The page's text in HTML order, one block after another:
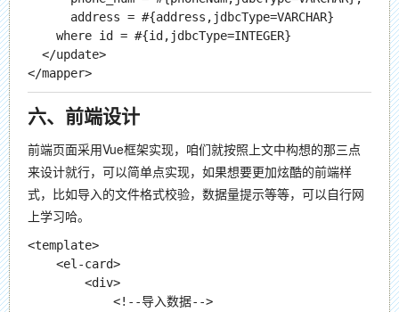
      address = #{address,jdbcType=VARCHAR}
    where id = #{id,jdbcType=INTEGER}
  </update>
六、前端设计
前端页面采用Vue框架实现，咱们就按照上文中构想的那三点
来设计就行，可以简单点实现，如果想要更加炫酷的前端样
式，比如导入的文件格式校验，数据量提示等等，可以自行网
上学习哈。
<template>
    <el-card>
        <div>
            <!--导入数据-->